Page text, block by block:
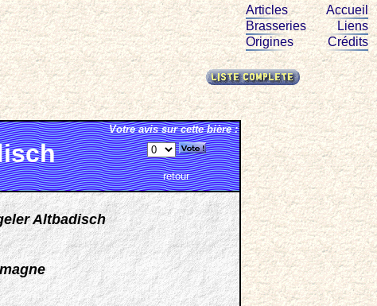
Articles
Brasseries
Origines
Accueil
Liens
Crédits
Votre avis sur cette bière :
retour
Altbadisch